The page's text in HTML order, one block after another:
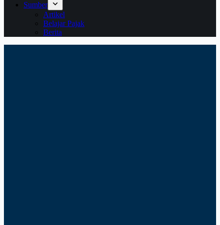
Sumber
Artikel
Belajar Pajak
Berita